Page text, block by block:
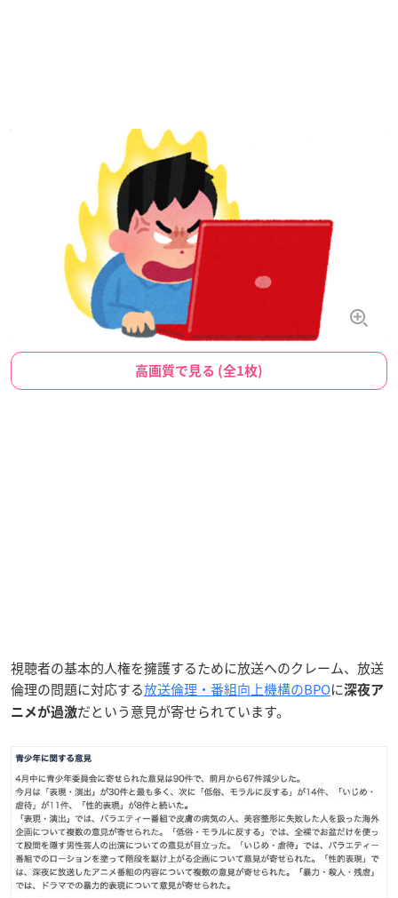
高画質で見る (全1枚)
視聴者の基本的人権を擁護するために放送へのクレーム、放送
倫理の問題に対応する放送倫理・番組向上機構のBPOに深夜ア
ニメが過激だという意見が寄せられています。